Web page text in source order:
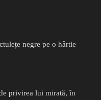
negre pe o hârtie
privirea lui mirată, în